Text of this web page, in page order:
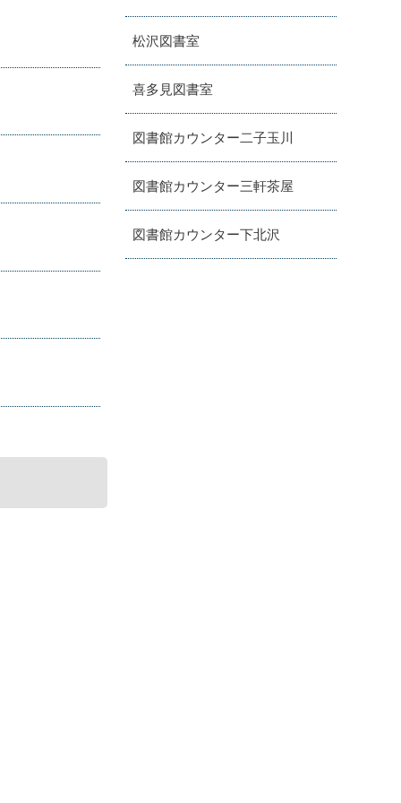
松沢図書室
喜多見図書室
図書館カウンター二子玉川
図書館カウンター三軒茶屋
図書館カウンター下北沢